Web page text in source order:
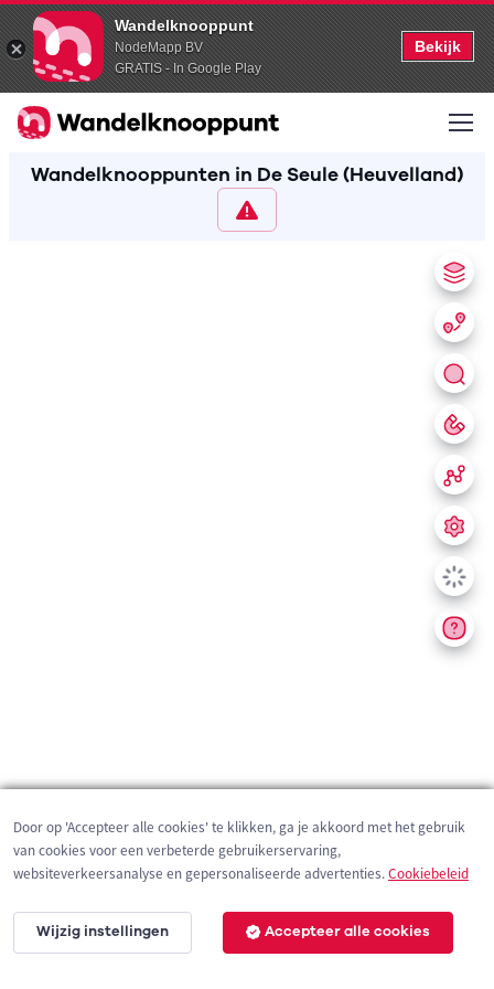
Wandelknooppunt
NodeMapp BV
GRATIS - In Google Play
Bekijk
Wandelknooppunten in De Seule (Heuvelland)
200 m
Door op 'Accepteer alle cookies' te klikken, ga je akkoord met het gebruik
van cookies voor een verbeterde gebruikerservaring,
websiteverkeersanalyse en gepersonaliseerde advertenties.Cookiebeleid
Wijzig instellingen Accepteer alle cookies